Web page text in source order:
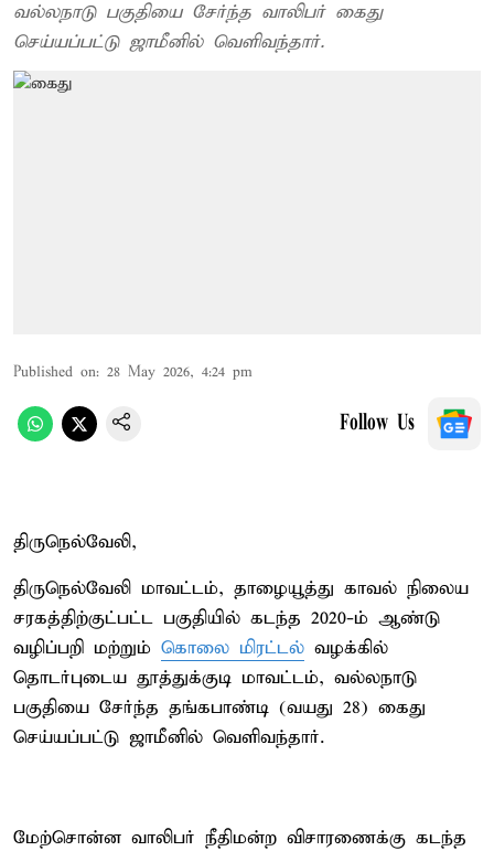
வல்லநாடு பகுதியை சேர்ந்த வாலிபர் கைது
செய்யப்பட்டு ஜாமீனில் வெளிவந்தார்.
Published on: 28 May 2026, 4:24 pm
Follow Us
திருநெல்வேலி,
திருநெல்வேலி மாவட்டம், தாழையூத்து காவல் நிலைய
சரகத்திற்குட்பட்ட பகுதியில் கடந்த 2020-ம் ஆண்டு
வழிப்பறி மற்றும் கொலை மிரட்டல் வழக்கில்
தொடர்புடைய தூத்துக்குடி மாவட்டம், வல்லநாடு
பகுதியை சேர்ந்த தங்கபாண்டி (வயது 28) கைது
செய்யப்பட்டு ஜாமீனில் வெளிவந்தார்.
மேற்சொன்ன வாலிபர் நீதிமன்ற விசாரணைக்கு கடந்த